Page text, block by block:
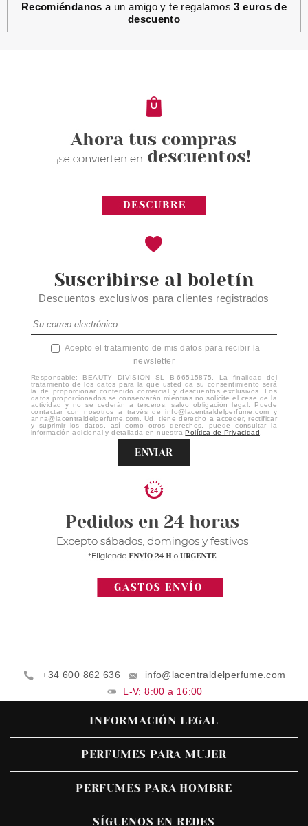
Recomiéndanos a un amigo y te regalamos3 euros de
descuento
Suscribirse al boletín
Descuentos exclusivos para clientes registrados
Acepto el tratamiento de mis datos para recibir la
newsletter
Responsable: BEAUTY DIVISION SL B-66515875. La finalidad del
tratamiento de los datos para la que usted da su consentimiento será
la de proporcionar contenido comercial y descuentos exclusivos. Los
datos proporcionados se conservarán mientras no solicite el cese de la
actividad y no se cederán a terceros, salvo obligación legal. Puede
contactar con nosotros a través de info@lacentraldelperfume.com y
anna@lacentraldelperfume.com. Ud. tiene derecho a acceder, rectificar
y suprimir los datos, así como otros derechos, puede consultar la
información adicional y detallada en nuestraPolítica de Privacidad.
ENVIAR
+34 600 862 636
info@lacentraldelperfume.com
L-V: 8:00 a 16:00
INFORMACIÓN LEGAL
PERFUMES PARA MUJER
PERFUMES PARA HOMBRE
SÍGUENOS EN REDES